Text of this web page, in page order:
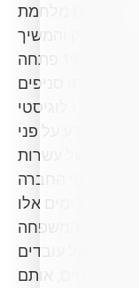
עם תום מלחמת
לעסק והמשיך
להוביל ולפתח את עסקי החברה. בשנת 1954 פתחה
נפתחו סניפים
1998 הקימה החברה מרכז לוגיסטי
משתרע על פני
בעזרת צי של עשרות
רשת סניפי החברה
חוגגת בימים אלו
הרביעי של המשפחה
של עובדים
ופריטים, אותם